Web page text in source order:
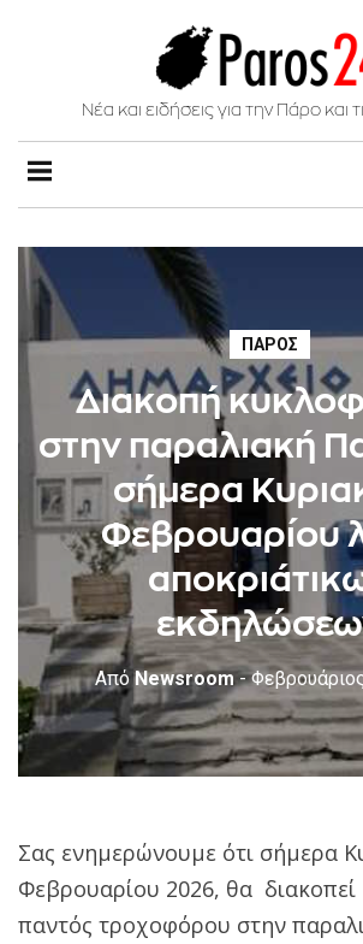
Νέα και ειδήσεις για την Πάρο και
ΠΆΡΟΣ
Διακοπή
στην παραλιακή
σήμερα
Φεβρουαρίου
ΑπόNewsroom -
Σας ενημερώνουμε ότι σήμερα
Φεβρουαρίου 2026, θα
παντός τροχοφόρου στην